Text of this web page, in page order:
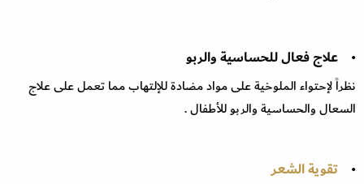
• علاج فعال للحساسية والربو
نظراً لإحتواء الملوخية على مواد مضادة للإلتهاب مما تعمل على علاج
السعال والحساسية والربو للأطفال .
• تقوية الشعر